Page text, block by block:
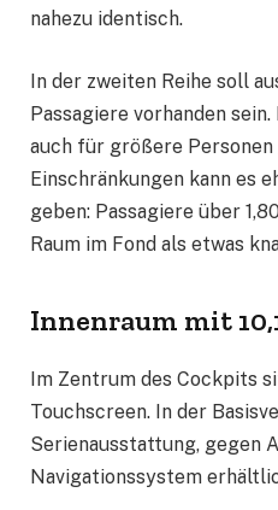
nahezu identisch.
In der zweiten Reihe soll
Passagiere vorhanden
auch für größere Personen
Einschränkungen kann es
geben: Passagiere über
Raum im Fond als etwas
Innenraum mit
Im Zentrum des Cockpits
Touchscreen. In der
Serienausstattung, gegen
Navigationssystem